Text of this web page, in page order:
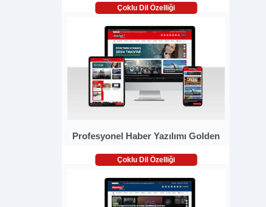
Çoklu Dil Özelliği
Profesyonel Haber Yazılımı Golden
Çoklu Dil Özelliği